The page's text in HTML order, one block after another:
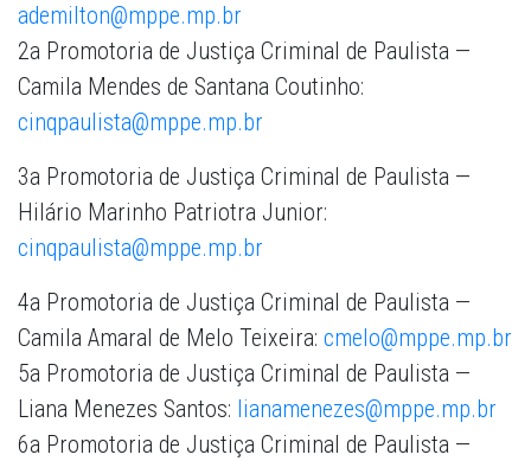
ademilton@mppe.mp.br
2a Promotoria de Justiça Criminal de Paulista —
Camila Mendes de Santana Coutinho:
cinqpaulista@mppe.mp.br
3a Promotoria de Justiça Criminal de Paulista —
Hilário Marinho Patriotra Junior:
cinqpaulista@mppe.mp.br
4a Promotoria de Justiça Criminal de Paulista —
Camila Amaral de Melo Teixeira: cmelo@mppe.mp.br
5a Promotoria de Justiça Criminal de Paulista —
Liana Menezes Santos: lianamenezes@mppe.mp.br
6a Promotoria de Justiça Criminal de Paulista —